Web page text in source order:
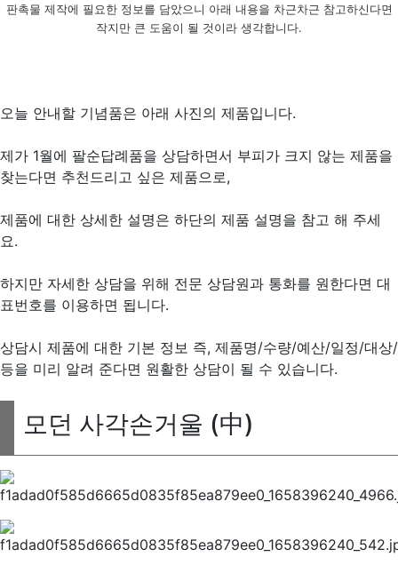
판촉물 제작에 필요한 정보를 담았으니 아래 내용을 차근차근 참고하신다면
작지만 큰 도움이 될 것이라 생각합니다.
오늘 안내할 기념품은 아래 사진의 제품입니다.
제가 1월에 팔순답례품을 상담하면서 부피가 크지 않는 제품을
찾는다면 추천드리고 싶은 제품으로,
제품에 대한 상세한 설명은 하단의 제품 설명을 참고 해 주세
요.
하지만 자세한 상담을 위해 전문 상담원과 통화를 원한다면 대
표번호를 이용하면 됩니다.
상담시 제품에 대한 기본 정보 즉, 제품명/수량/예산/일정/대상/
등을 미리 알려 준다면 원활한 상담이 될 수 있습니다.
모던 사각손거울 (中)